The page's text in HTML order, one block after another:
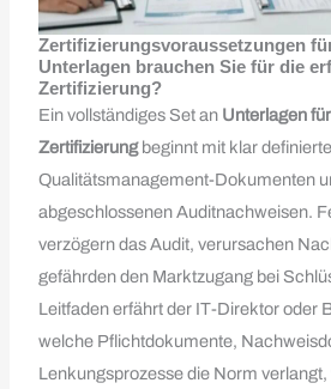
Zertifizierungsvoraussetzungen
Unterlagen brauchen Sie für die
Zertifizierung?
Ein vollständiges Set an Unterlagen
Zertifizierungbeginnt mit klar
Qualitätsmanagement-Dokumenten
abgeschlossenen Auditnachweisen.
verzögern das Audit, verursachen
gefährden den Marktzugang bei
Leitfaden erfährt der IT-Direktor oder
welche Pflichtdokumente,
Lenkungsprozesse die Norm verlangt,